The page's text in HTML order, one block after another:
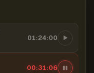
01:24:00
00:31:07